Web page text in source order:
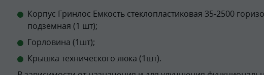
Корпус Гринлос Емкость стеклопластиковая 35-2500
подземная (1 шт);
Горловина (1шт);
Крышка технического люка (1шт).